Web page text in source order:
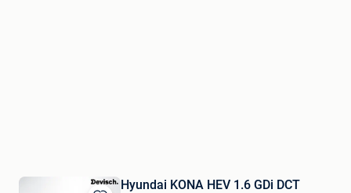
Hyundai KONA HEV 1.6 GDi DCT